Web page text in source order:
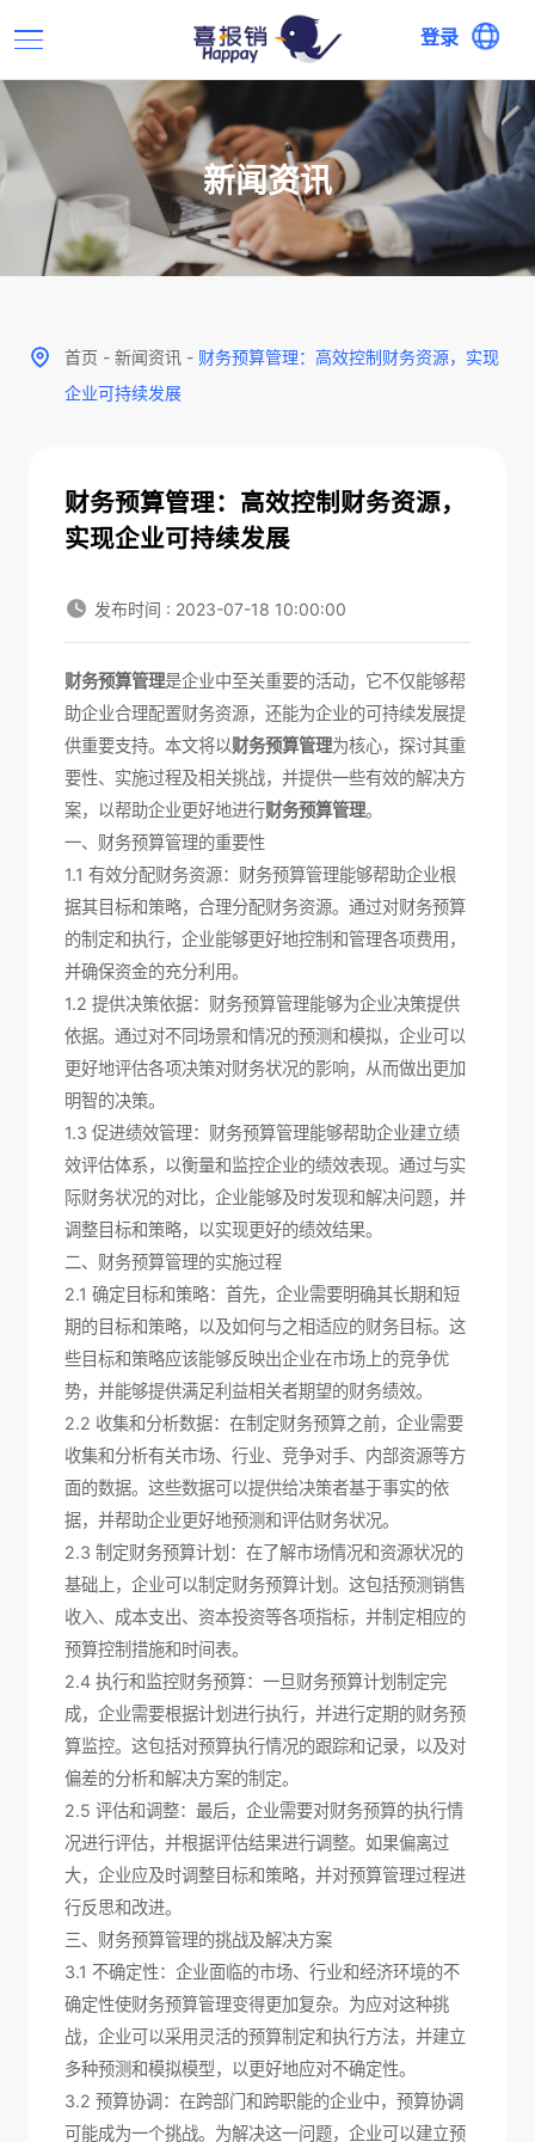
登录
新闻资讯
首页 - 新闻资讯 - 财务预算管理：高效控制财务资源，实现
企业可持续发展
财务预算管理：高效控制财务资源，
实现企业可持续发展
发布时间 : 2023-07-18 10:00:00
财务预算管理是企业中至关重要的活动，它不仅能够帮
助企业合理配置财务资源，还能为企业的可持续发展提
供重要支持。本文将以财务预算管理为核心，探讨其重
要性、实施过程及相关挑战，并提供一些有效的解决方
案，以帮助企业更好地进行财务预算管理。
一、财务预算管理的重要性
1.1 有效分配财务资源：财务预算管理能够帮助企业根
据其目标和策略，合理分配财务资源。通过对财务预算
的制定和执行，企业能够更好地控制和管理各项费用，
并确保资金的充分利用。
1.2 提供决策依据：财务预算管理能够为企业决策提供
依据。通过对不同场景和情况的预测和模拟，企业可以
更好地评估各项决策对财务状况的影响，从而做出更加
明智的决策。
1.3 促进绩效管理：财务预算管理能够帮助企业建立绩
效评估体系，以衡量和监控企业的绩效表现。通过与实
际财务状况的对比，企业能够及时发现和解决问题，并
调整目标和策略，以实现更好的绩效结果。
二、财务预算管理的实施过程
2.1 确定目标和策略：首先，企业需要明确其长期和短
期的目标和策略，以及如何与之相适应的财务目标。这
些目标和策略应该能够反映出企业在市场上的竞争优
势，并能够提供满足利益相关者期望的财务绩效。
2.2 收集和分析数据：在制定财务预算之前，企业需要
收集和分析有关市场、行业、竞争对手、内部资源等方
面的数据。这些数据可以提供给决策者基于事实的依
据，并帮助企业更好地预测和评估财务状况。
2.3 制定财务预算计划：在了解市场情况和资源状况的
基础上，企业可以制定财务预算计划。这包括预测销售
收入、成本支出、资本投资等各项指标，并制定相应的
预算控制措施和时间表。
2.4 执行和监控财务预算：一旦财务预算计划制定完
成，企业需要根据计划进行执行，并进行定期的财务预
算监控。这包括对预算执行情况的跟踪和记录，以及对
偏差的分析和解决方案的制定。
2.5 评估和调整：最后，企业需要对财务预算的执行情
况进行评估，并根据评估结果进行调整。如果偏离过
大，企业应及时调整目标和策略，并对预算管理过程进
行反思和改进。
三、财务预算管理的挑战及解决方案
3.1 不确定性：企业面临的市场、行业和经济环境的不
确定性使财务预算管理变得更加复杂。为应对这种挑
战，企业可以采用灵活的预算制定和执行方法，并建立
多种预测和模拟模型，以更好地应对不确定性。
3.2 预算协调：在跨部门和跨职能的企业中，预算协调
可能成为一个挑战。为解决这一问题，企业可以建立预